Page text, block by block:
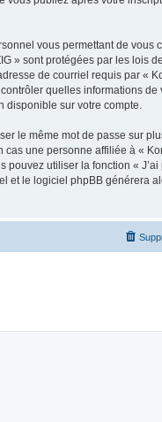
vous permettant de vous
» sont protégées par les lois
de courriel requis par «
quelles informations
sur votre compte.
le même mot de passe sur
une personne affiliée à «
utiliser la fonction «
et le logiciel phpBB générera